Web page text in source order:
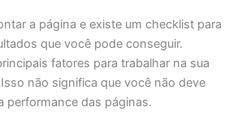
a página e existe um checklist para
que você pode conseguir.
fatores para trabalhar na sua
não significa que você não deve
performance das páginas.